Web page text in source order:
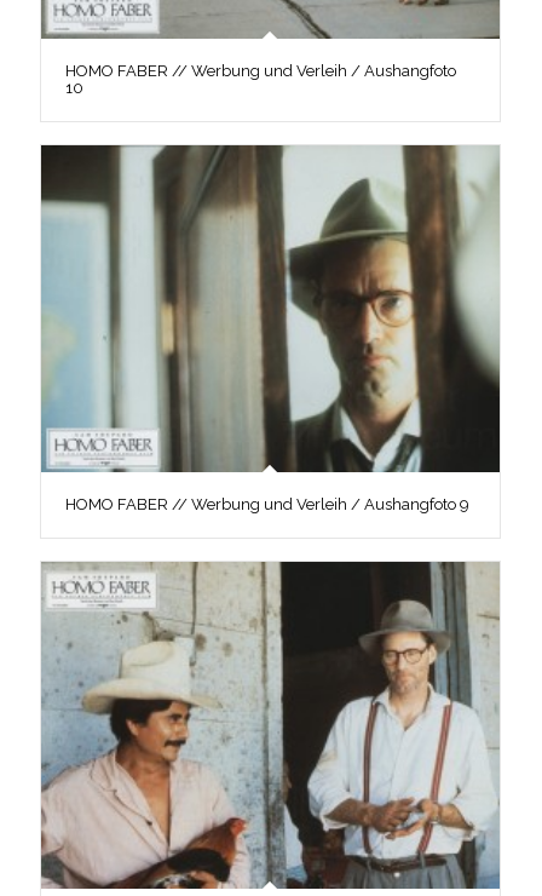
HOMO FABER // Werbung und Verleih / Aushangfoto
10
HOMO FABER // Werbung und Verleih / Aushangfoto 9